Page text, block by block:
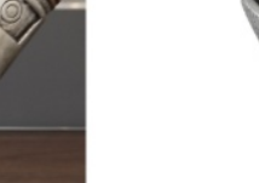
Toevoegen
aan
verlanglijst